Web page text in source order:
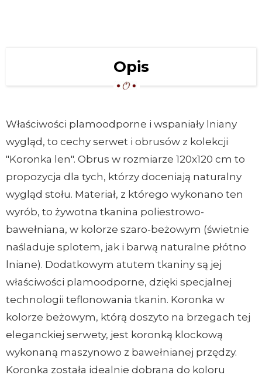
Opis
Właściwości plamoodporne i wspaniały lniany
wygląd, to cechy serwet i obrusów z kolekcji
"Koronka len". Obrus w rozmiarze 120x120 cm to
propozycja dla tych, którzy doceniają naturalny
wygląd stołu. Materiał, z którego wykonano ten
wyrób, to żywotna tkanina poliestrowo-
bawełniana, w kolorze szaro-beżowym (świetnie
naśladuje splotem, jak i barwą naturalne płótno
lniane). Dodatkowym atutem tkaniny są jej
właściwości plamoodporne, dzięki specjalnej
technologii teflonowania tkanin. Koronka w
kolorze beżowym, którą doszyto na brzegach tej
eleganckiej serwety, jest koronką klockową
wykonaną maszynowo z bawełnianej przędzy.
Koronka została idealnie dobrana do koloru